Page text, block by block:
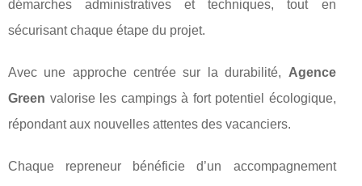
démarches administratives et techniques, tout en
sécurisant chaque étape du projet.
Avec une approche centrée sur la durabilité, Agence
Green valorise les campings à fort potentiel écologique,
répondant aux nouvelles attentes des vacanciers.
Chaque repreneur bénéficie d’un accompagnement